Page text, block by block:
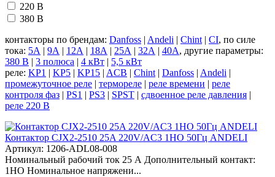
220 В
380 В
контакторы по брендам: Danfoss | Andeli | Chint | CI, по силе
тока: 5А | 9А | 12А | 18А | 25А | 32А | 40А, другие параметры:
380 В | 3 полюса | 4 кВт | 5,5 кВт
реле: KP1 | KP5 | KP15 | ACB | Chint | Danfoss | Andeli |
промежуточное реле | термореле | реле времени | реле
контроля фаз | PS1 | PS3 | SPST | сдвоенное реле давления |
реле 220 В
Контактор CJX2-2510 25A 220V/AC3 1НО 50Гц ANDELI
Артикул: 1206-ADL08-008
Номинальный рабочий ток 25 А Дополнительный контакт:
1НО Номинальное напряжени...